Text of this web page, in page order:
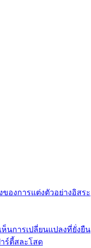
ของการแต่งตัวอย่างอิสระ
นการเปลี่ยนแปลงที่ยั่งยืน
ร์ตี้สละโสด